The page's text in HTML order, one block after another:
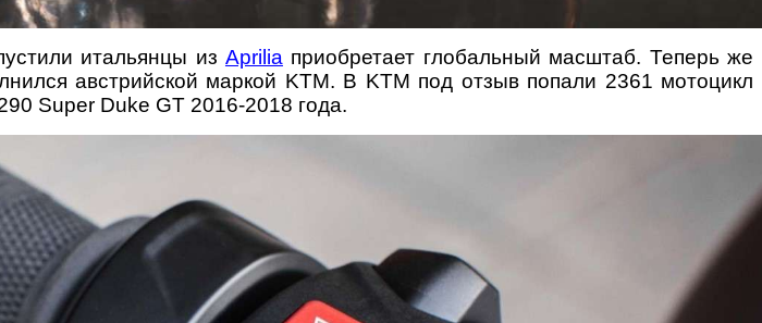
итальянцы из Aprilia приобретает глобальный масштаб. Теперь же
австрийской маркой KTM. В KTM под отзыв попали 2361 мотоцикл
Super Duke GT 2016-2018 года.